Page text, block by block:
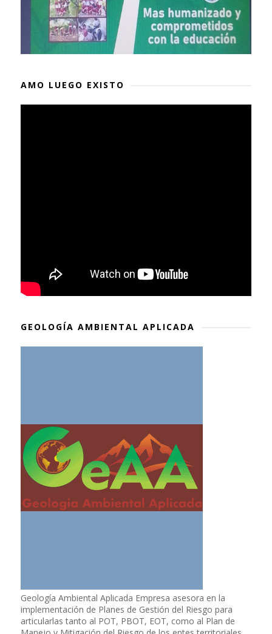
AMO LUEGO EXISTO
GEOLOGÍA AMBIENTAL APLICADA
Geología Ambiental Aplicada Empresa asesora en la
implementación de Planes de Gestión del Riesgo para
articularlas tanto al POT, PBOT, EOT, como al Plan de